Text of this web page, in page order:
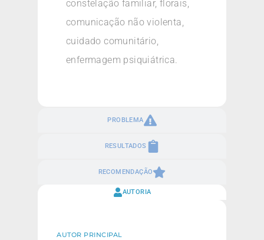
PROBLEMA
RESULTADOS
RECOMENDAÇÃO
constelação familiar, florais,
comunicação não violenta,
cuidado comunitário,
enfermagem psiquiátrica.
AUTORIA
AUTOR PRINCIPAL